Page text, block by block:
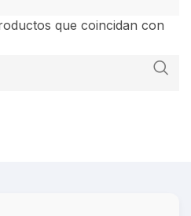
que coincidan con